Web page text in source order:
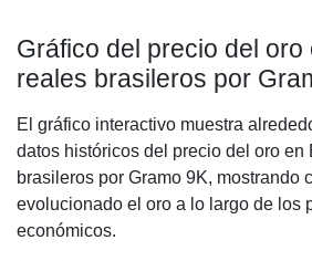
Gráfico del precio del oro
reales brasileros por
El gráfico interactivo muestra
datos históricos del precio del oro en
brasileros por Gramo 9K, mostrando
evolucionado el oro a lo largo de los
económicos.